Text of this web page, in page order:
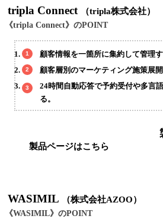
tripla Connect （tripla株式会社）
《tripla Connect》のPOINT
顧客情報を一箇所に集約して管理
顧客層別のマーケティング施策展開
24時間自動応答で予約受付や多言
る。
製品ページはこちら
WASIMIL （株式会社AZOO）
《WASIMIL》のPOINT